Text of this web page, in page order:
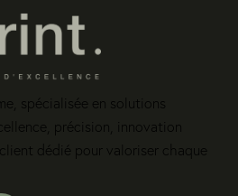
spécialisée en solutions
précision, innovation
dédié pour valoriser chaque